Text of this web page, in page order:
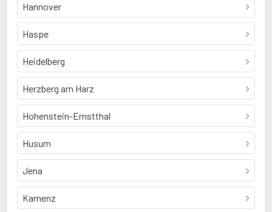
Hannover
Haspe
Heidelberg
Herzberg am Harz
Hohenstein-Ernstthal
Husum
Jena
Kamenz